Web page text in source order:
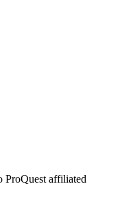
ProQuest affiliated